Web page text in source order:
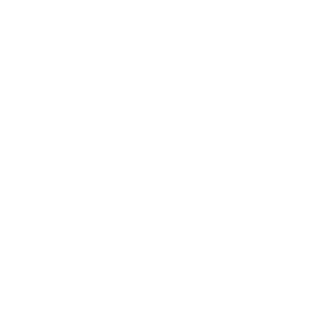
Romantische Ballonfahrt
Einweisung und